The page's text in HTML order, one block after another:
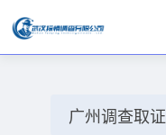
广州调查取证